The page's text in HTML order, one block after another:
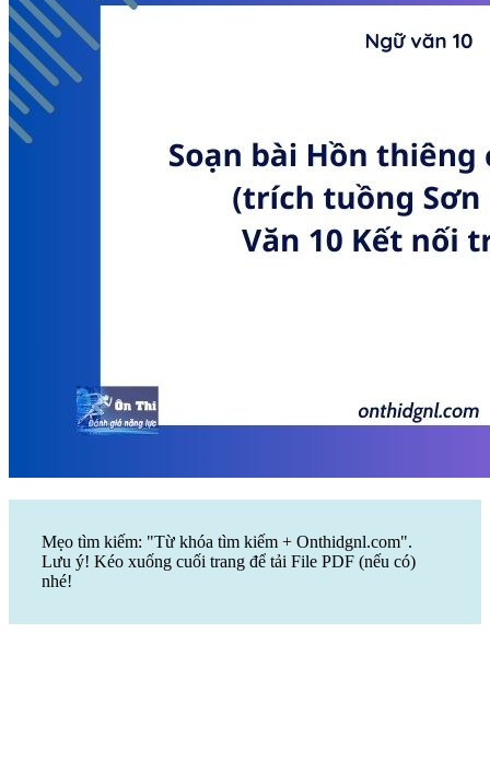
Mẹo tìm kiếm: "Từ khóa tìm kiếm + Onthidgnl.com".
Lưu ý! Kéo xuống cuối trang để tải File PDF (nếu có)
nhé!